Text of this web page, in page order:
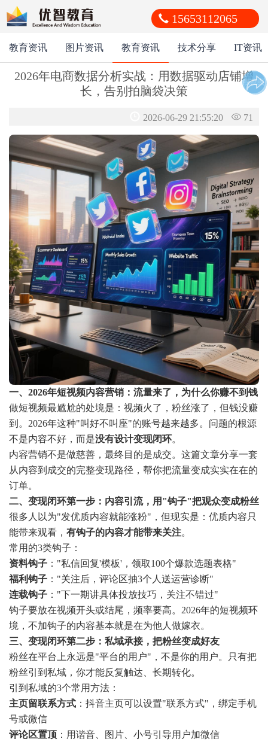
15653112065
教育资讯 图片资讯 教育资讯 技术分享 IT资讯
2026年电商数据分析实战：用数据驱动店铺增
长，告别拍脑袋决策
2026-06-29 21:55:20 71
一、2026年短视频内容营销：流量来了，为什么你赚不到钱
做短视频最尴尬的处境是：视频火了，粉丝涨了，但钱没赚
到。2026年这种"叫好不叫座"的账号越来越多。问题的根源
不是内容不好，而是没有设计变现闭环。
内容营销不是做慈善，最终目的是成交。这篇文章分享一套
从内容到成交的完整变现路径，帮你把流量变成实实在在的
订单。
二、变现闭环第一步：内容引流，用"钩子"把观众变成粉丝
很多人以为"发优质内容就能涨粉"，但现实是：优质内容只
能带来观看， 有钩子的内容才能带来关注。
常用的3类钩子：
资料钩子 ："私信回复'模板'，领取100个爆款选题表格"
福利钩子 ："关注后，评论区抽3个人送运营诊断"
连载钩子 ："下一期讲具体投放技巧，关注不错过"
钩子要放在视频开头或结尾，频率要高。2026年的短视频环
境，不加钩子的内容基本就是在为他人做嫁衣。
三、变现闭环第二步：私域承接，把粉丝变成好友
粉丝在平台上永远是"平台的用户"，不是你的用户。只有把
粉丝引到私域，你才能反复触达、长期转化。
引到私域的3个常用方法：
主页留联系方式 ：抖音主页可以设置"联系方式"，绑定手机
号或微信
评论区置顶 ：用谐音、图片、小号引导用户加微信
好友
朋友圈
收藏夹